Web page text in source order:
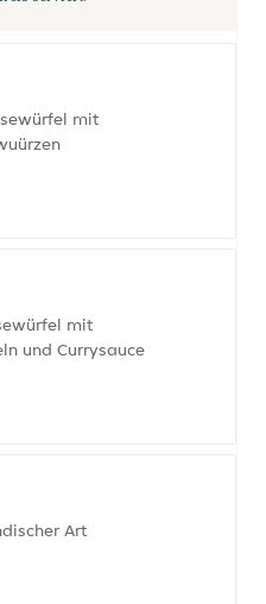
mit
mit
und Currysauce
Art